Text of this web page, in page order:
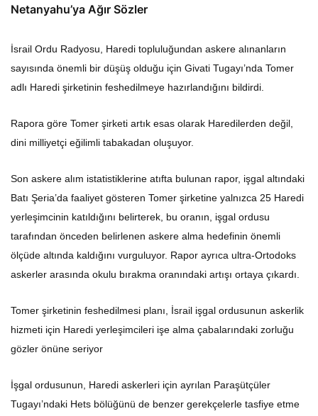
Netanyahu’ya Ağır Sözler
İsrail Ordu Radyosu, Haredi topluluğundan askere alınanların
sayısında önemli bir düşüş olduğu için Givati Tugayı’nda Tomer
adlı Haredi şirketinin feshedilmeye hazırlandığını bildirdi.
Rapora göre Tomer şirketi artık esas olarak Haredilerden değil,
dini milliyetçi eğilimli tabakadan oluşuyor.
Son askere alım istatistiklerine atıfta bulunan rapor, işgal altındaki
Batı Şeria’da faaliyet gösteren Tomer şirketine yalnızca 25 Haredi
yerleşimcinin katıldığını belirterek, bu oranın, işgal ordusu
tarafından önceden belirlenen askere alma hedefinin önemli
ölçüde altında kaldığını vurguluyor. Rapor ayrıca ultra-Ortodoks
askerler arasında okulu bırakma oranındaki artışı ortaya çıkardı.
Tomer şirketinin feshedilmesi planı, İsrail işgal ordusunun askerlik
hizmeti için Haredi yerleşimcileri işe alma çabalarındaki zorluğu
gözler önüne seriyor
İşgal ordusunun, Haredi askerleri için ayrılan Paraşütçüler
Tugayı’ndaki Hets bölüğünü de benzer gerekçelerle tasfiye etme